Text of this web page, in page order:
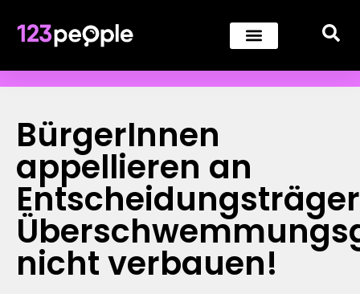
BürgerInnen
appellieren an
nicht verbauen!